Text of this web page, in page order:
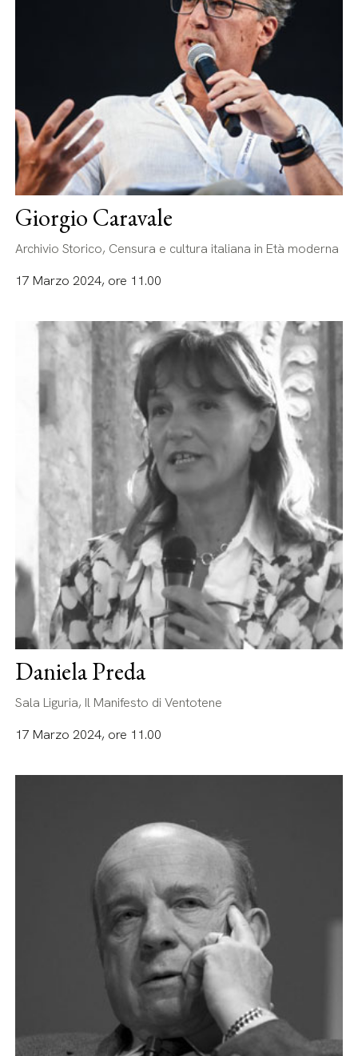
Giorgio Caravale
Archivio Storico, Censura e cultura italiana in Età moderna
17 Marzo 2024, ore 11.00
Daniela Preda
Sala Liguria, Il Manifesto di Ventotene
17 Marzo 2024, ore 11.00